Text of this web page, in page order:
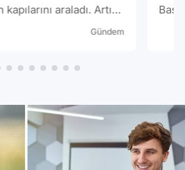
araladı. Artık
Gündem